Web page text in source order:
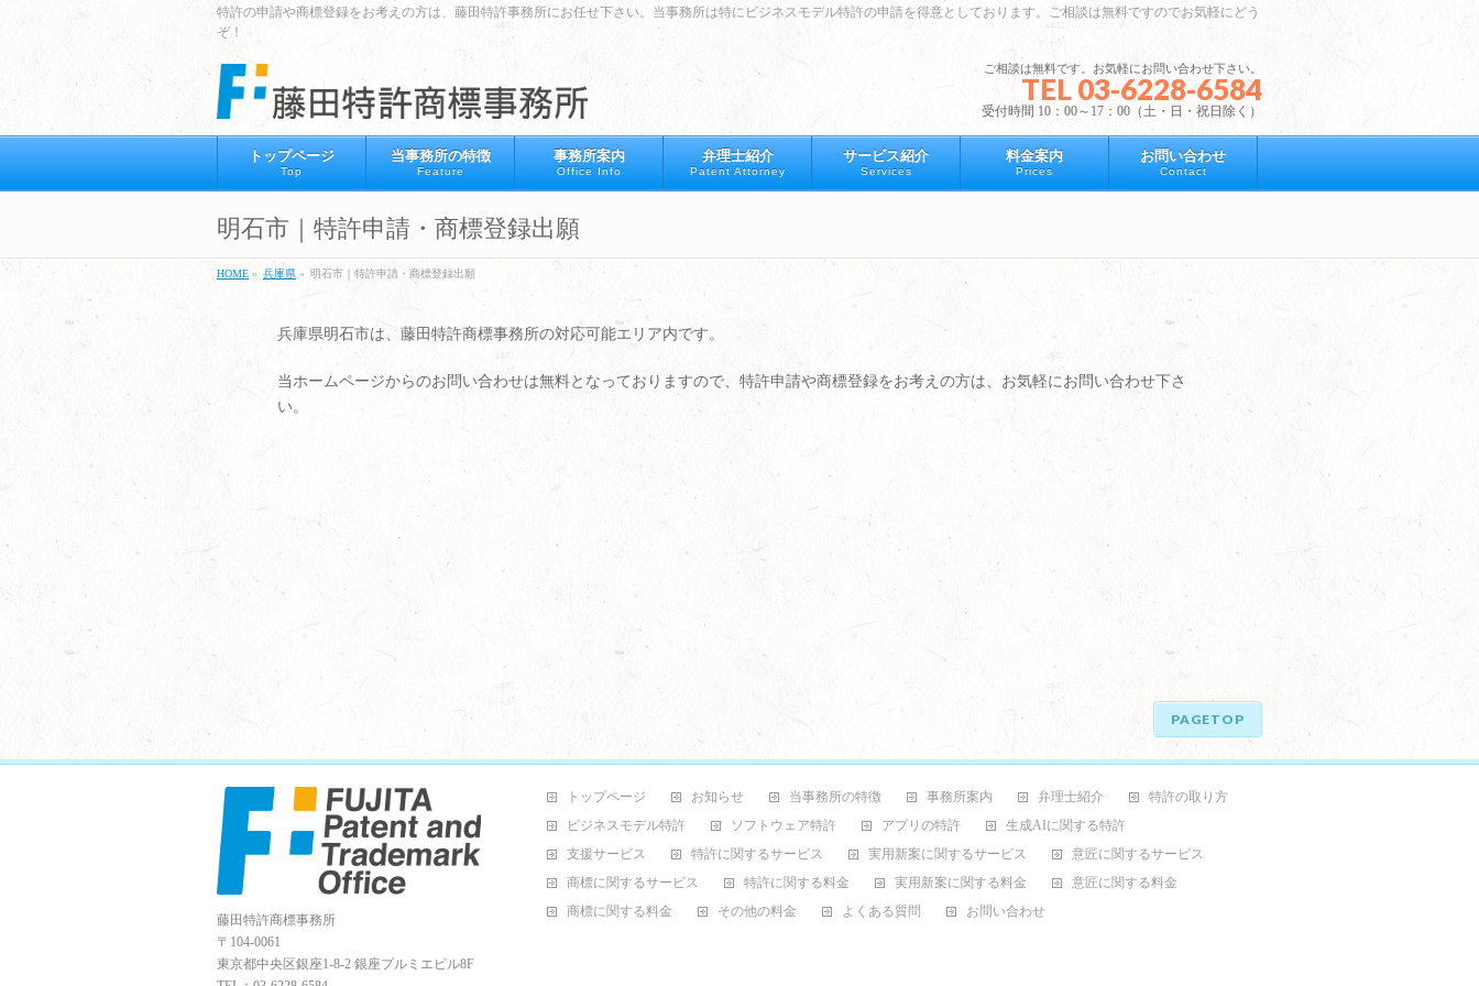
特許の申請や商標登録をお考えの方は、藤田特許事務所にお任せ下さい。当事務所は特にビジネスモデル特許の申請を得意としております。ご相談は無料ですのでお気軽にどう
ぞ！
ご相談は無料です。お気軽にお問い合わせ下さい。
TEL 03-6228-6584
受付時間 10：00～17：00（土・日・祝日除く）
トップページ
Top
当事務所の特徴
Feature
事務所案内
Office Info
弁理士紹介
Patent Attorney
サービス紹介
Services
料金案内
Prices
お問い合わせ
Contact
明石市｜特許申請・商標登録出願
HOME » 兵庫県 » 明石市｜特許申請・商標登録出願
兵庫県明石市は、藤田特許商標事務所の対応可能エリア内です。
当ホームページからのお問い合わせは無料となっておりますので、特許申請や商標登録をお考えの方は、お気軽にお問い合わせ下さ
い。
PAGETOP
藤田特許商標事務所
〒104-0061
東京都中央区銀座1-8-2 銀座プルミエビル8F
トップページ お知らせ 当事務所の特徴 事務所案内 弁理士紹介
特許の取り方
ビジネスモデル特許
ソフトウェア特許 アプリの特許
生成AIに関する特許
支援サービス
特許に関するサービス 実用新案に関するサービス
意匠に関するサービス
商標に関するサービス
特許に関する料金 実用新案に関する料金
意匠に関する料金
商標に関する料金
その他の料金 よくある質問 お問い合わせ